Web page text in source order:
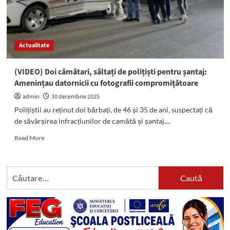
Actualitate
(VIDEO) Doi cămătari, săltați de polițiști pentru șantaj:
Amenințau datornicii cu fotografii compromițătoare
admin
30 decembrie 2025
Polițiștii au reținut doi bărbați, de 46 și 35 de ani, suspectați că
de săvârșirea infracțiunilor de camătă și șantaj....
Read MoreRead
(VIDEO)
de
polițiști
pentru
Caută